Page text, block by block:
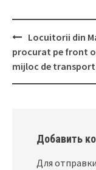
Post
navigation
Locuitorii din
procurat pe front
mijloc de transport
Добавить
Для